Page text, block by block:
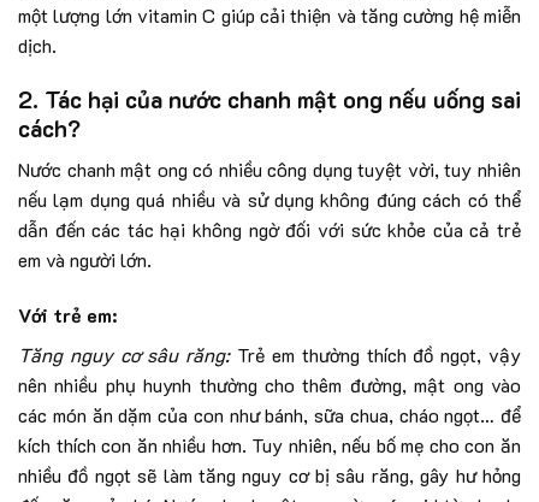
một lượng lớn vitamin C giúp cải thiện và tăng cường hệ miễn
dịch.
2. Tác hại của nước chanh mật ong nếu uống sai
cách?
Nước chanh mật ong có nhiều công dụng tuyệt vời, tuy nhiên
nếu lạm dụng quá nhiều và sử dụng không đúng cách có thể
dẫn đến các tác hại không ngờ đối với sức khỏe của cả trẻ
em và người lớn.
Với trẻ em:
Tăng nguy cơ sâu răng: Trẻ em thường thích đồ ngọt, vậy
nên nhiều phụ huynh thường cho thêm đường, mật ong vào
các món ăn dặm của con như bánh, sữa chua, cháo ngọt… để
kích thích con ăn nhiều hơn. Tuy nhiên, nếu bố mẹ cho con ăn
nhiều đồ ngọt sẽ làm tăng nguy cơ bị sâu răng, gây hư hỏng